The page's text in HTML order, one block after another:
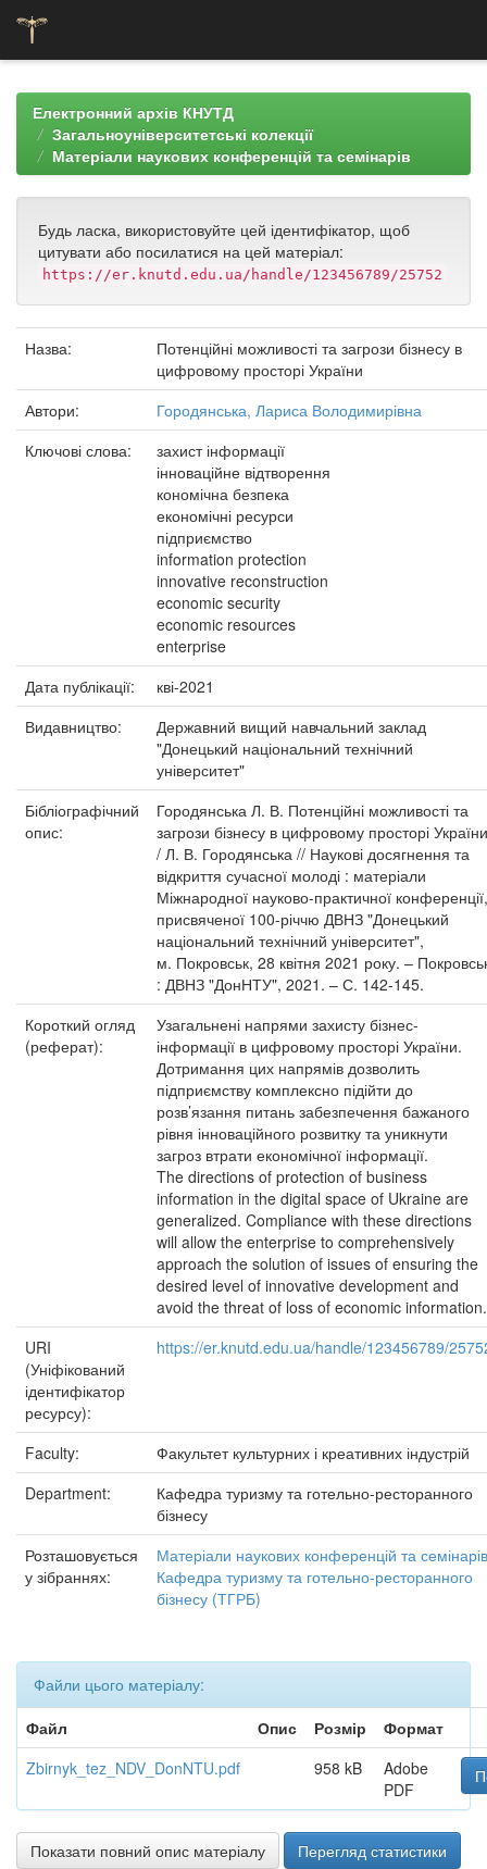
navigationЕлектронний архів КНУТД
Загальноуніверситетські колекції
Матеріали наукових конференцій та семінарів
Будь ласка, використовуйте цей ідентифікатор, щоб
цитувати або посилатися на цей матеріал:
https://er.knutd.edu.ua/handle/123456789/25752
Назва:
Потенційні можливості та загрози бізнесу в
цифровому просторі України
Автори:
Городянська, Лариса Володимирівна
Ключові слова:
захист інформації
інноваційне відтворення
кономічна безпека
економічні ресурси
підприємство
information protection
innovative reconstruction
economic security
economic resources
enterprise
Дата публікації:
кві-2021
Видавництво:
Державний вищий навчальний заклад
"Донецький національний технічний
університет"
Бібліографічний
опис:
Городянська Л. В. Потенційні можливості та
загрози бізнесу в цифровому просторі України
/ Л. В. Городянська // Наукові досягнення та
відкриття сучасної молоді : матеріали
Міжнародної науково-практичної конференції,
присвяченої 100-річчю ДВНЗ "Донецький
національний технічний університет",
м. Покровськ, 28 квітня 2021 року. –
: ДВНЗ "ДонНТУ", 2021. – С. 142-145.
Короткий огляд
(реферат):
Узагальнені напрями захисту бізнес-
інформації в цифровому просторі України.
Дотримання цих напрямів дозволить
підприємству комплексно підійти до
розв’язання питань забезпечення бажаного
рівня інноваційного розвитку та уникнути
загроз втрати економічної інформації.
The directions of protection of business
information in the digital space of Ukraine are
generalized. Compliance with these directions
will allow the enterprise to comprehensively
approach the solution of issues of ensuring the
desired level of innovative development and
avoid the threat of loss of economic information.
URI
(Уніфікований
ідентифікатор
ресурсу):
https://er.knutd.edu.ua/handle/123456789/
Faculty:
Факультет культурних і креативних індустрій
Department:
Кафедра туризму та готельно-ресторанного
бізнесу
Розташовується
у зібраннях:
Матеріали наукових конференцій та семінарів
Кафедра туризму та готельно-ресторанного
бізнесу (ТГРБ)
Файли цього матеріалу:
Файл
Опис Розмір
Формат
Zbirnyk_tez_NDV_DonNTU.pdf
958 kB
Adobe
PDF
Показати повний опис матеріалу Перегляд статистики